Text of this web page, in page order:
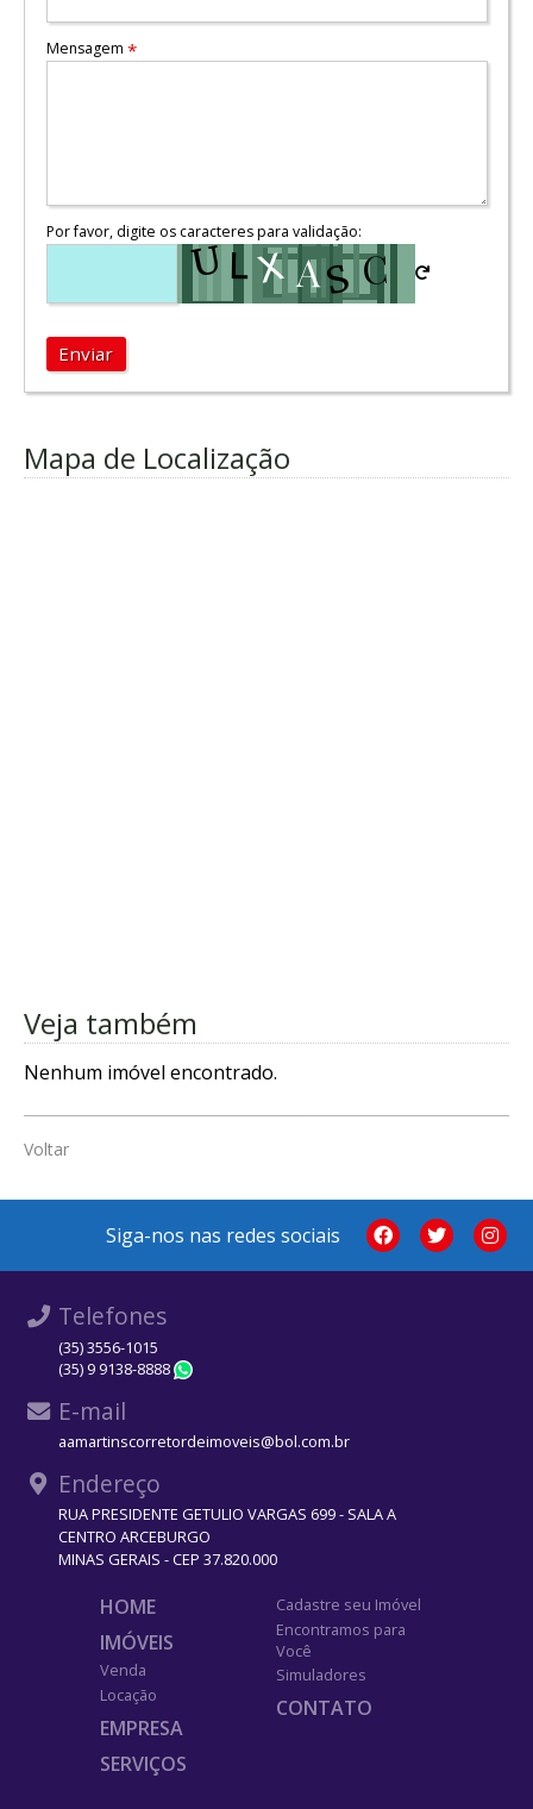
Mensagem *
Por favor, digite os caracteres para validação:
Enviar
Mapa de Localização
Veja também
Nenhum imóvel encontrado.
Voltar
Siga-nos nas redes sociais
Telefones
(35) 3556-1015
(35) 9 9138-8888
E-mail
aamartinscorretordeimoveis@bol.com.br
Endereço
RUA PRESIDENTE GETULIO VARGAS 699 - SALA A
CENTRO ARCEBURGO
MINAS GERAIS - CEP 37.820.000
HOME
IMÓVEIS
Venda
Locação
EMPRESA
SERVIÇOS
Cadastre seu Imóvel
Encontramos para
Você
Simuladores
CONTATO